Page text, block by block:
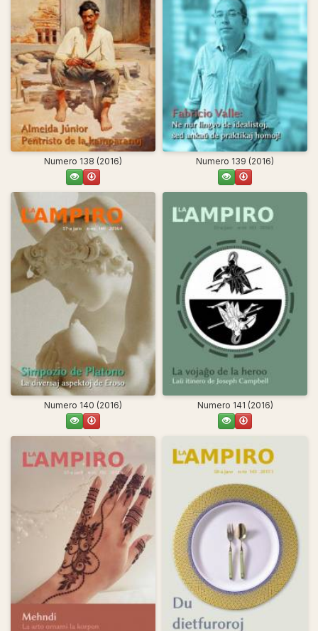
Numero 138 (2016) Numero 139 (2016)
Numero 140 (2016) Numero 141 (2016)